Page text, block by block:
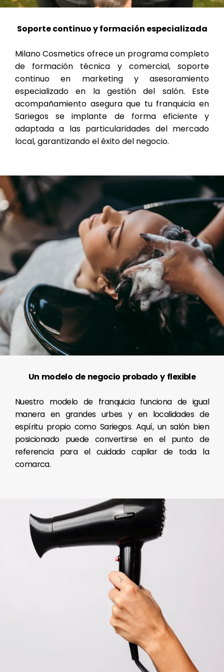
Soporte continuo y formación especializada
Milano Cosmetics ofrece un programa completo
de formación técnica y comercial, soporte
continuo en marketing y asesoramiento
especializado en la gestión del salón. Este
acompañamiento asegura que tu franquicia en
Sariegos se implante de forma eficiente y
adaptada a las particularidades del mercado
local, garantizando el éxito del negocio.
Un modelo de negocio probado y flexible
Nuestro modelo de franquicia funciona de igual
manera en grandes urbes y en localidades de
espíritu propio como Sariegos. Aquí, un salón bien
posicionado puede convertirse en el punto de
referencia para el cuidado capilar de toda la
comarca.